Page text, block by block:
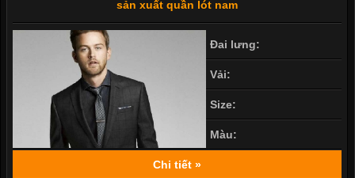
sản xuất quần lót nam
Đai lưng:
Vải:
Size:
Màu:
Chi tiết »